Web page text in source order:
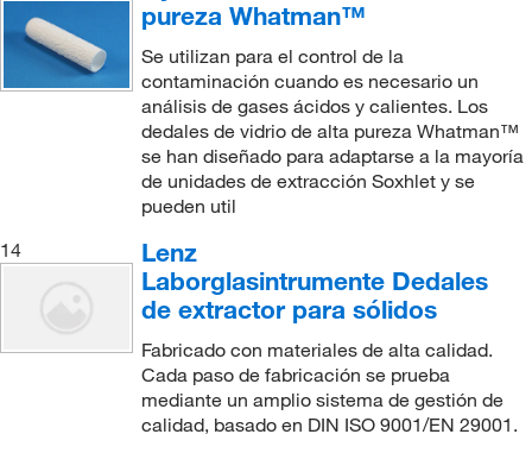
pureza Whatman™
Se utilizan para el control de la
contaminación cuando es necesario un
análisis de gases ácidos y calientes. Los
dedales de vidrio de alta pureza Whatman™
se han diseñado para adaptarse a la mayoría
de unidades de extracción Soxhlet y se
pueden util
14
Lenz
Laborglasintrumente Dedales
de extractor para sólidos
Fabricado con materiales de alta calidad.
Cada paso de fabricación se prueba
mediante un amplio sistema de gestión de
calidad, basado en DIN ISO 9001/EN 29001.